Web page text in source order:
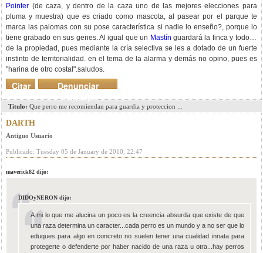
Pointer (de caza, y dentro de la caza uno de las mejores elecciones para
pluma y muestra) que es criado como mascota, al pasear por el parque te
marca las palomas con su pose característica si nadie lo enseño?, porque lo
tiene grabado en sus genes. Al igual que un Mastín guardará la finca y todo lo
de la propiedad, pues mediante la cría selectiva se les a dotado de un fuerte
instinto de territorialidad. en el tema de la alarma y demás no opino, pues es
"harina de otro costal".saludos.
Denunciar
mensaje
Citar
Titulo: Que perro me recomiendan para guardia y proteccion ...
DARTH
Antiguo Usuario
Publicado: Tuesday 05 de January de 2010, 22:47
maverick82 dijo:
DIDOyNERON dijo:
A mi lo que me alucina un poco es la creencia absurda que existe de que
una raza determina un caracter...cada perro es un mundo y a no ser que lo
eduques para algo en concreto no suelen tener una cualidad innata para
protegerte o defenderte por haber nacido de una raza u otra...hay perros